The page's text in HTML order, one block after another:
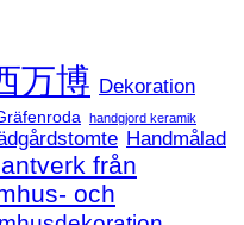
万博 Dekoration
handgjord keramik
Handmålad
från
och